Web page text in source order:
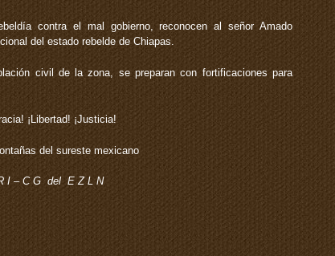
contra el mal gobierno, reconocen al señor Amado
del estado rebelde de Chiapas.
civil de la zona, se preparan con fortificaciones para
¡Libertad! ¡Justicia!
del sureste mexicano
I – C G del E Z L N